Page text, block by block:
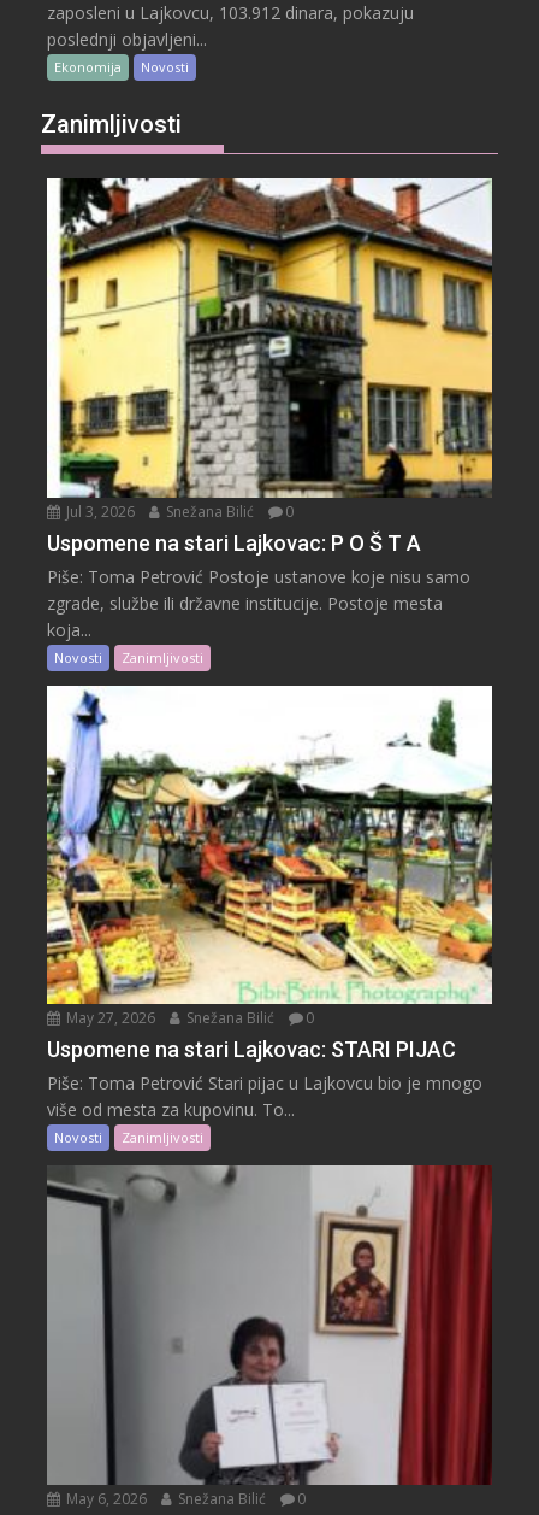
zaposleni u Lajkovcu, 103.912 dinara, pokazuju
poslednji objavljeni...
Ekonomija Novosti
Zanimljivosti
Jul 3, 2026 Snežana Bilić 0
Uspomene na stari Lajkovac: P O Š T A
Piše: Toma Petrović Postoje ustanove koje nisu samo
zgrade, službe ili državne institucije. Postoje mesta
koja...
Novosti Zanimljivosti
May 27, 2026 Snežana Bilić 0
Uspomene na stari Lajkovac: STARI PIJAC
Piše: Toma Petrović Stari pijac u Lajkovcu bio je mnogo
više od mesta za kupovinu. To...
Novosti Zanimljivosti
May 6, 2026 Snežana Bilić 0